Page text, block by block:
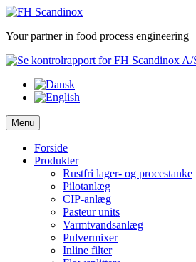
Skip
content
Your partner in food process engineering
Menu
Forside
Produkter
Rustfri lager- og procestanke
Pilotanlæg
CIP-anlæg
Pasteur units
Varmtvandsanlæg
Pulvermixer
Inline filter